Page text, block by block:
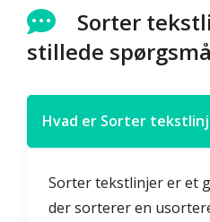
Sorter
stillede
Hvad er Sorter
Sorter tekstlinjer er et
der sorterer en